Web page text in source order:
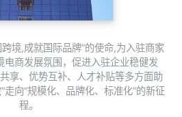
境,成就国际品牌”的使命,为入驻商家
电商发展氛围，促进入驻企业稳健发
享、优势互补、人才补贴等多方面助
走向“规模化、品牌化、标准化”的新征
程。